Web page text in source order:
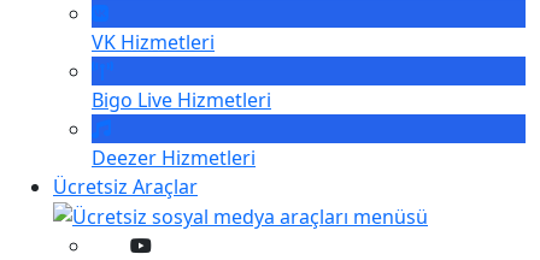
VK Hizmetleri
Bigo Live Hizmetleri
Deezer Hizmetleri
Ücretsiz Araçlar